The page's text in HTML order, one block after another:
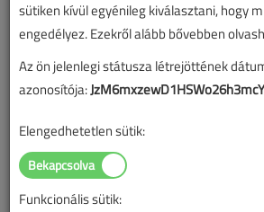
sütiken kívül egyénileg kiválasztani, hogy
engedélyez. Ezekről alább bővebben
Az ön jelenlegi státusza létrejöttének
azonosítója:
Elengedhetetlen sütik:
Funkcionális sütik: